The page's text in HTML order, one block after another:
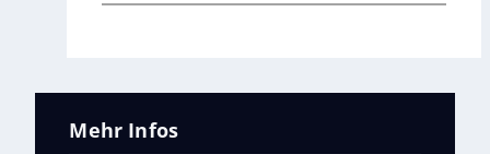
Mehr Infos